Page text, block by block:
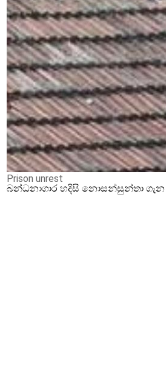
Prison unrest
බන්ධනාගාර හදිසි නොසන්සුන්තා